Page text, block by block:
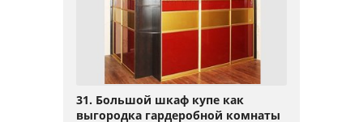
31. Большой шкаф купе как
выгородка гардеробной комнаты